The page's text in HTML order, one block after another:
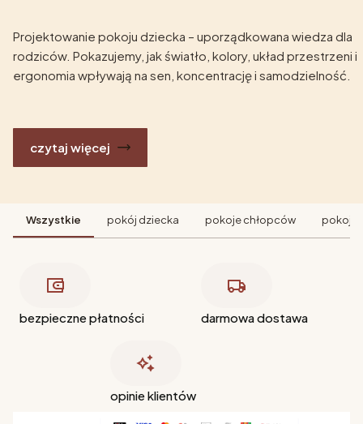
Projektowanie pokoju dziecka – uporządkowana wiedza dla
rodziców. Pokazujemy, jak światło, kolory, układ przestrzeni i
ergonomia wpływają na sen, koncentrację i samodzielność.
czytaj więcej
Wszystkie pokój dziecka pokoje chłopców pokoje
bezpieczne płatności darmowa dostawa
opinie klientów